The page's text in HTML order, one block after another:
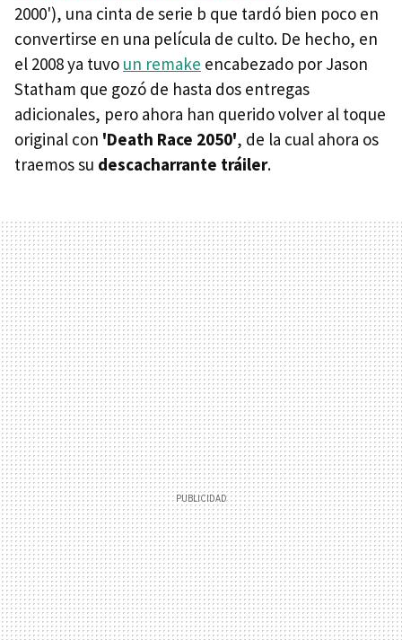
2000'), una cinta de serie b que tardó bien poco en
convertirse en una película de culto. De hecho, en
el 2008 ya tuvo un remake encabezado por Jason
Statham que gozó de hasta dos entregas
adicionales, pero ahora han querido volver al toque
original con 'Death Race 2050', de la cual ahora os
traemos su descacharrante tráiler.